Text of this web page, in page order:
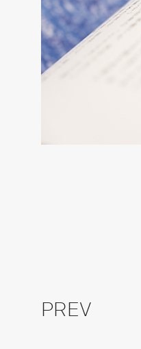
PREV